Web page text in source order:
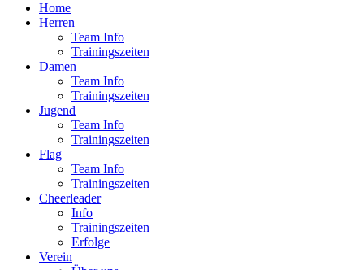
Home
Herren
Team Info
Trainingszeiten
Damen
Team Info
Trainingszeiten
Jugend
Team Info
Trainingszeiten
Flag
Team Info
Trainingszeiten
Cheerleader
Info
Trainingszeiten
Erfolge
Verein